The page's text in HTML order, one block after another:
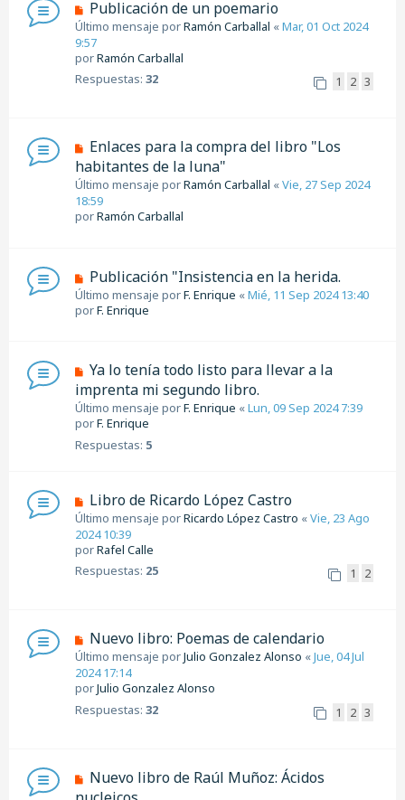
Publicación de un poemario
Último mensaje porRamón Carballal «Mar, 01 Oct 2024
9:57
porRamón Carballal
Respuestas: 32 1 2 3
Enlaces para la compra del libro "Los
habitantes de la luna"
Último mensaje porRamón Carballal «Vie, 27 Sep 2024
18:59
porRamón Carballal
Publicación "Insistencia en la herida.
Último mensaje porF. Enrique «Mié, 11 Sep 2024 13:40
porF. Enrique
Ya lo tenía todo listo para llevar a la
imprenta mi segundo libro.
Último mensaje porF. Enrique «Lun, 09 Sep 2024 7:39
porF. Enrique
Respuestas: 5
Libro de Ricardo López Castro
Último mensaje porRicardo López Castro «Vie, 23 Ago
2024 10:39
porRafel Calle
Respuestas: 25 1 2
Nuevo libro: Poemas de calendario
Último mensaje porJulio Gonzalez Alonso «Jue, 04 Jul
2024 17:14
porJulio Gonzalez Alonso
Respuestas: 32 1 2 3
Nuevo libro de Raúl Muñoz: Ácidos